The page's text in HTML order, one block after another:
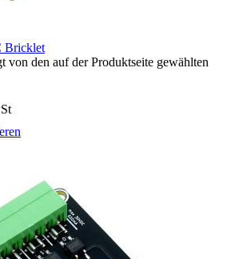
Bricklet
von den auf der Produktseite gewählten